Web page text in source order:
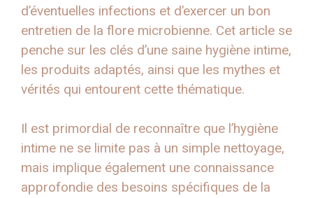
d’éventuelles infections et d’exercer un bon
entretien de la flore microbienne. Cet article se
penche sur les clés d’une saine hygiène intime,
les produits adaptés, ainsi que les mythes et
vérités qui entourent cette thématique.
Il est primordial de reconnaître que l’hygiène
intime ne se limite pas à un simple nettoyage,
mais implique également une connaissance
approfondie des besoins spécifiques de la